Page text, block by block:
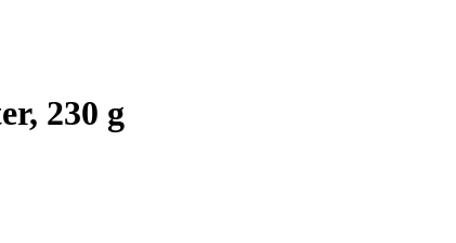
230 g